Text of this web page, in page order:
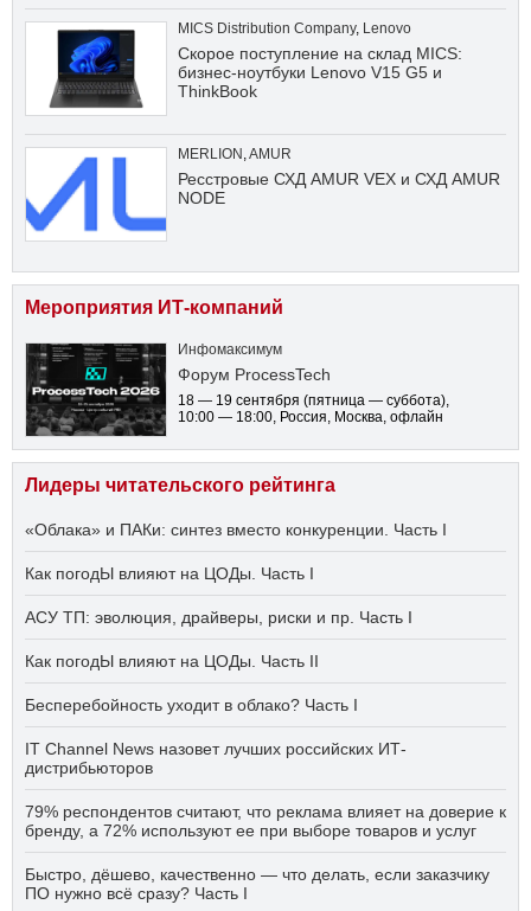
MICS Distribution Company, Lenovo
Скорое поступление на склад MICS:
бизнес-ноутбуки Lenovo V15 G5 и
ThinkBook
MERLION ,AMUR
Ресстровые СХД AMUR VEX и СХД AMUR
NODE
Мероприятия ИТ-компаний
Инфомаксимум
Форум ProcessTech
18 — 19 сентября (пятница — суббота),
10:00 — 18:00, Россия, Москва, офлайн
Лидеры читательского рейтинга
«Облака» и ПАКи: синтез вместо конкуренции. Часть I
Как погодЫ влияют на ЦОДы. Часть I
АСУ ТП: эволюция, драйверы, риски и пр. Часть I
Как погодЫ влияют на ЦОДы. Часть II
Бесперебойность уходит в облако? Часть I
IT Channel News назовет лучших российских ИТ-
дистрибьюторов
79% респондентов считают, что реклама влияет на доверие к
бренду, а 72% используют ее при выборе товаров и услуг
Быстро, дёшево, качественно — что делать, если заказчику
ПО нужно всё сразу? Часть I